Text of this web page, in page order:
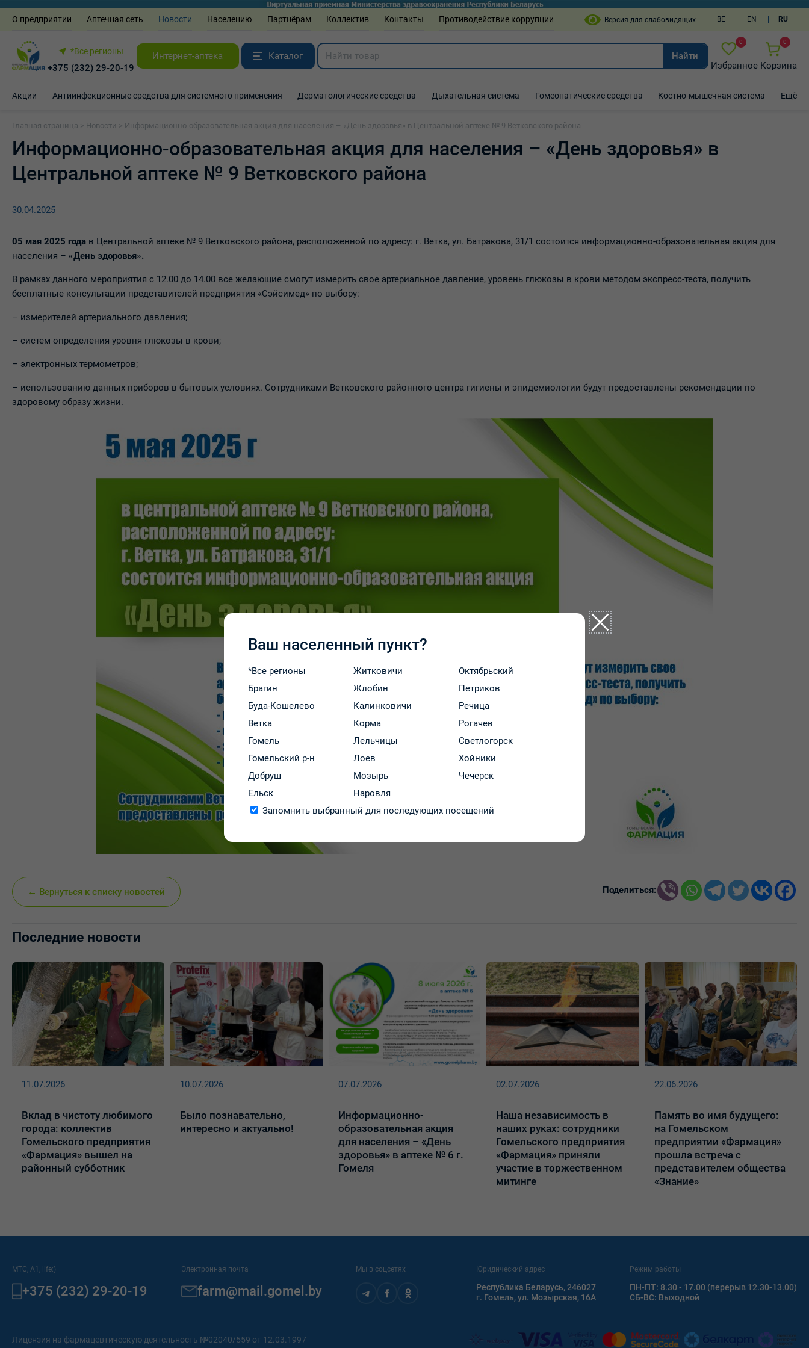
О предприятии Аптечная сеть Новости Населению Партнёрам Коллектив Контакты Противодействие коррупции BE EN RU
*Все регионы
+375 (232) 29-20-19
Интернет-аптека Каталог Найти
0
Избранное
0
Корзина
Акции Антиинфекционные средства для системного применения Дерматологические средства Дыхательная система Гомеопатические средства Костно-мышечная система Ещё
Главная страница > Новости > Информационно-образовательная акция для населения – «День здоровья» в Центральной аптеке № 9 Ветковского района
Информационно-образовательная акция для населения – «День здоровья» в
Центральной аптеке № 9 Ветковского района
30.04.2025
05 мая 2025 года в Центральной аптеке № 9 Ветковского района, расположенной по адресу: г. Ветка, ул. Батракова, 31/1 состоится информационно-образовательная акция для
населения – «День здоровья».
В рамках данного мероприятия с 12.00 до 14.00 все желающие смогут измерить свое артериальное давление, уровень глюкозы в крови методом экспресс-теста, получить
бесплатные консультации представителей предприятия «Сэйсимед» по выбору:
– измерителей артериального давления;
– систем определения уровня глюкозы в крови;
– электронных термометров;
– использованию данных приборов в бытовых условиях. Сотрудниками Ветковского районного центра гигиены и эпидемиологии будут предоставлены рекомендации по
здоровому образу жизни.
Поделиться:
← Вернуться к списку новостей
Последние новости
11.07.2026
Вклад в чистоту любимого
города: коллектив
Гомельского предприятия
«Фармация» вышел на
районный субботник
10.07.2026
Было познавательно,
интересно и актуально!
07.07.2026
Информационно-
образовательная акция
для населения – «День
здоровья» в аптеке № 6 г.
Гомеля
02.07.2026
Наша независимость в
наших руках: сотрудники
Гомельского предприятия
«Фармация» приняли
участие в торжественном
митинге
22.06.2026
Память во имя будущего:
на Гомельском
предприятии «Фармация»
прошла встреча с
представителем общества
«Знание»
МТС, A1, life:)
+375 (232) 29-20-19
Электронная почта
farm@mail.gomel.by
Мы в соцсетях Юридический адрес
Республика Беларусь, 246027
г. Гомель, ул. Мозырская, 16А
Режим работы
ПН-ПТ: 8.30 - 17.00 (перерыв 12.30-13.00)
СБ-ВС: Выходной
Лицензия на фармацевтическую деятельность №02040/559 от 12.03.1997
Ваш населенный пункт?
*Все регионы
Брагин
Буда-Кошелево
Ветка
Гомель
Гомельский р-н
Добруш
Ельск
Житковичи
Жлобин
Калинковичи
Корма
Лельчицы
Лоев
Мозырь
Наровля
Октябрьский
Петриков
Речица
Рогачев
Светлогорск
Хойники
Чечерск
Запомнить выбранный для последующих посещений